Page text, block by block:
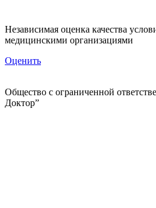
Независимая оценка качества
медицинскими организациями
Оценить
Общество с ограниченной
Доктор”